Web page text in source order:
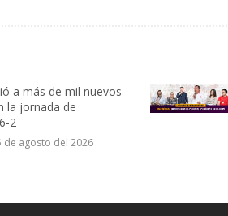
a más de mil nuevos
la jornada de
2
de agosto del 2026